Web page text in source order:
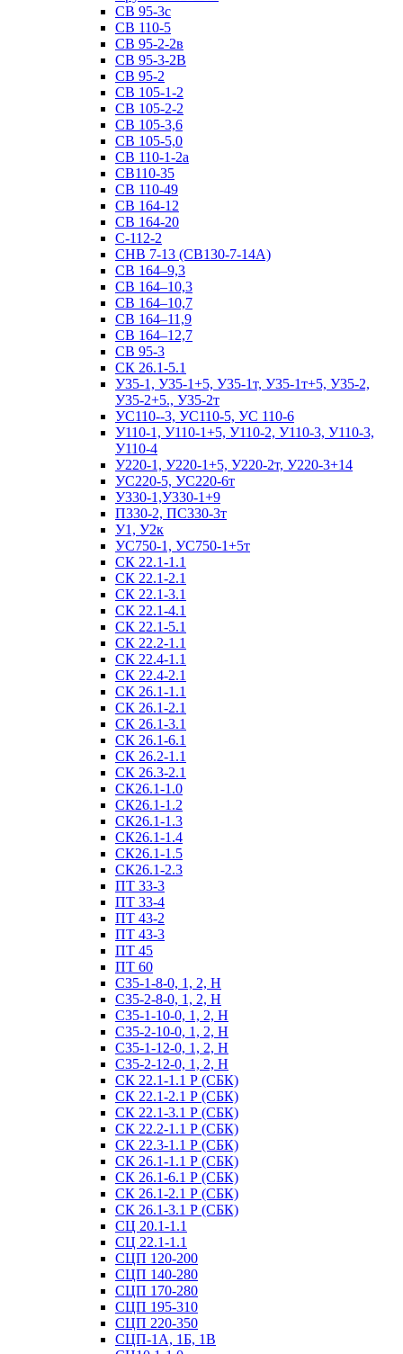
СВ 95-3с
СВ 110-5
СВ 95-2-2в
СВ 95-3-2В
СВ 95-2
СВ 105-1-2
СВ 105-2-2
СВ 105-3,6
СВ 105-5,0
СВ 110-1-2а
СВ110-35
СВ 110-49
СВ 164-12
СВ 164-20
С-112-2
СНВ 7-13 (СВ130-7-14А)
СВ 164–9,3
СВ 164–10,3
СВ 164–10,7
СВ 164–11,9
СВ 164–12,7
СВ 95-3
СК 26.1-5.1
У35-1, У35-1+5, У35-1т, У35-1т+5, У35-2,
У35-2+5., У35-2т
УС110--3, УС110-5, УС 110-6
У110-1, У110-1+5, У110-2, У110-3, У110-3,
У110-4
У220-1, У220-1+5, У220-2т, У220-3+14
УС220-5, УС220-6т
У330-1,У330-1+9
П330-2, ПС330-3т
У1, У2к
УС750-1, УС750-1+5т
СК 22.1-1.1
СК 22.1-2.1
СК 22.1-3.1
СК 22.1-4.1
СК 22.1-5.1
СК 22.2-1.1
СК 22.4-1.1
СК 22.4-2.1
СК 26.1-1.1
СК 26.1-2.1
СК 26.1-3.1
СК 26.1-6.1
СК 26.2-1.1
СК 26.3-2.1
СК26.1-1.0
СК26.1-1.2
СК26.1-1.3
СК26.1-1.4
СК26.1-1.5
СК26.1-2.3
ПТ 33-3
ПТ 33-4
ПТ 43-2
ПТ 43-3
ПТ 45
ПТ 60
С35-1-8-0, 1, 2, Н
С35-2-8-0, 1, 2, Н
С35-1-10-0, 1, 2, Н
С35-2-10-0, 1, 2, Н
С35-1-12-0, 1, 2, Н
С35-2-12-0, 1, 2, Н
СК 22.1-1.1 Р (СБК)
СК 22.1-2.1 Р (СБК)
СК 22.1-3.1 Р (СБК)
СК 22.2-1.1 Р (СБК)
СК 22.3-1.1 Р (СБК)
СК 26.1-1.1 Р (СБК)
СК 26.1-6.1 Р (СБК)
СК 26.1-2.1 Р (СБК)
СК 26.1-3.1 Р (СБК)
СЦ 20.1-1.1
СЦ 22.1-1.1
СЦП 120-200
СЦП 140-280
СЦП 170-280
СЦП 195-310
СЦП 220-350
СЦП-1А, 1Б, 1В